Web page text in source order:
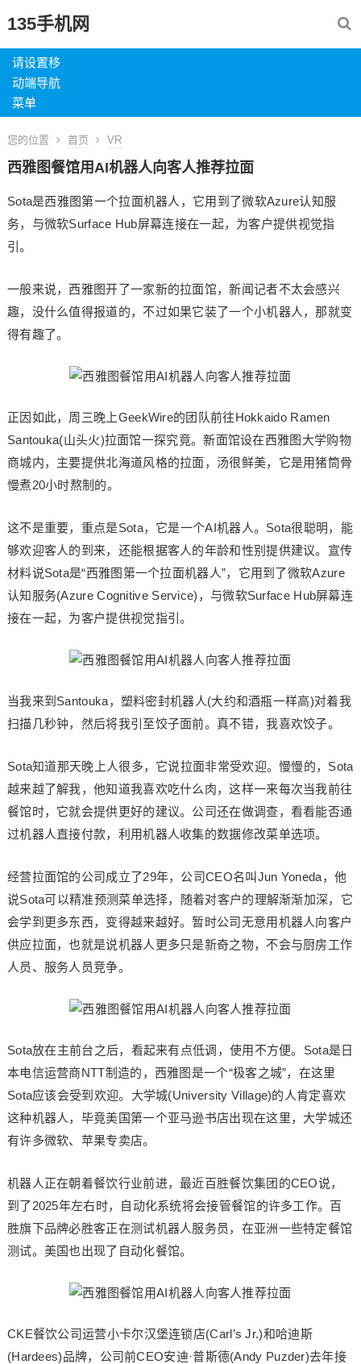
135手机网
请设置移
动端导航
菜单
您的位置 首页 VR
西雅图餐馆用AI机器人向客人推荐拉面
Sota是西雅图第一个拉面机器人，它用到了微软Azure认知服
务，与微软Surface Hub屏幕连接在一起，为客户提供视觉指
引。
一般来说，西雅图开了一家新的拉面馆，新闻记者不太会感兴
趣，没什么值得报道的，不过如果它装了一个小机器人，那就变
得有趣了。
正因如此，周三晚上GeekWire的团队前往Hokkaido Ramen
Santouka(山头火)拉面馆一探究竟。新面馆设在西雅图大学购物
商城内，主要提供北海道风格的拉面，汤很鲜美，它是用猪筒骨
慢煮20小时熬制的。
这不是重要，重点是Sota，它是一个AI机器人。Sota很聪明，能
够欢迎客人的到来，还能根据客人的年龄和性别提供建议。宣传
材料说Sota是“西雅图第一个拉面机器人”，它用到了微软Azure
认知服务(Azure Cognitive Service)，与微软Surface Hub屏幕连
接在一起，为客户提供视觉指引。
当我来到Santouka，塑料密封机器人(大约和酒瓶一样高)对着我
扫描几秒钟，然后将我引至饺子面前。真不错，我喜欢饺子。
Sota知道那天晚上人很多，它说拉面非常受欢迎。慢慢的，Sota
越来越了解我，他知道我喜欢吃什么肉，这样一来每次当我前往
餐馆时，它就会提供更好的建议。公司还在做调查，看看能否通
过机器人直接付款，利用机器人收集的数据修改菜单选项。
经营拉面馆的公司成立了29年，公司CEO名叫Jun Yoneda，他
说Sota可以精准预测菜单选择，随着对客户的理解渐渐加深，它
会学到更多东西，变得越来越好。暂时公司无意用机器人向客户
供应拉面，也就是说机器人更多只是新奇之物，不会与厨房工作
人员、服务人员竞争。
Sota放在主前台之后，看起来有点低调，使用不方便。Sota是日
本电信运营商NTT制造的，西雅图是一个“极客之城”，在这里
Sota应该会受到欢迎。大学城(University Village)的人肯定喜欢
这种机器人，毕竟美国第一个亚马逊书店出现在这里，大学城还
有许多微软、苹果专卖店。
机器人正在朝着餐饮行业前进，最近百胜餐饮集团的CEO说，
到了2025年左右时，自动化系统将会接管餐馆的许多工作。百
胜旗下品牌必胜客正在测试机器人服务员，在亚洲一些特定餐馆
测试。美国也出现了自动化餐馆。
CKE餐饮公司运营小卡尔汉堡连锁店(Carl’s Jr.)和哈迪斯
(Hardees)品牌，公司前CEO安迪·普斯德(Andy Puzder)去年接